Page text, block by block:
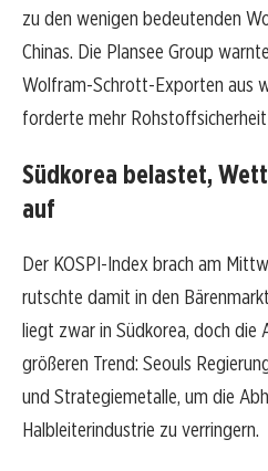
zu den wenigen bedeutenden
Chinas. Die Plansee Group
Wolfram-Schrott-Exporten aus
forderte mehr
Südkorea belastet,
auf
Der KOSPI-Index brach am
rutschte damit in den
liegt zwar in Südkorea, doch die
größeren Trend: Seouls
und Strategiemetalle, um die
Halbleiterindustrie zu verringern.